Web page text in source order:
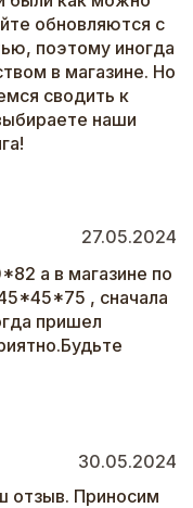
обновляются с
поэтому иногда
в магазине. Но
сводить к
наши
27.05.2024
а в магазине по
, сначала
пришел
30.05.2024
отзыв. Приносим